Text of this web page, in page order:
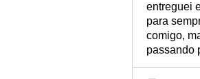
entreguei
para
comigo,
passando